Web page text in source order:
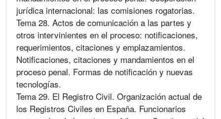
jurídica internacional: las comisiones rogatorias.
Tema 28. Actos de comunicación a las partes y
otros intervinientes en el proceso: notificaciones,
requerimientos, citaciones y emplazamientos.
Notificaciones, citaciones y mandamientos en el
proceso penal. Formas de notificación y nuevas
tecnologías.
Tema 29. El Registro Civil. Organización actual de
los Registros Civiles en España. Funcionarios